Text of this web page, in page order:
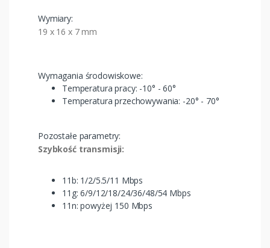
Wymiary:
19 x 16 x 7 mm
Wymagania środowiskowe:
Temperatura pracy: -10° - 60°
Temperatura przechowywania: -20° - 70°
Pozostałe parametry:
Szybkość transmisji:
11b: 1/2/5.5/11 Mbps
11g: 6/9/12/18/24/36/48/54 Mbps
11n: powyżej 150 Mbps